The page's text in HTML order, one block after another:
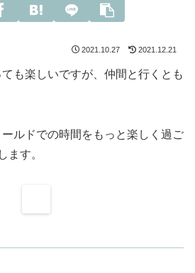
2021.10.27 2021.12.21
も楽しいですが、仲間と行くとも
ルドでの時間をもっと楽しく過ご
ます。